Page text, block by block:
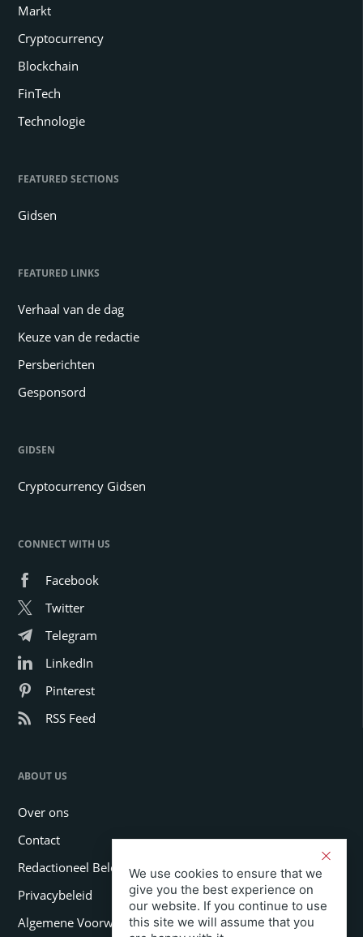
Markt
Cryptocurrency
Blockchain
FinTech
Technologie
FEATURED SECTIONS
Gidsen
FEATURED LINKS
Verhaal van de dag
Keuze van de redactie
Persberichten
Gesponsord
GIDSEN
Cryptocurrency Gidsen
CONNECT WITH US
Facebook
Twitter
Telegram
LinkedIn
Pinterest
RSS Feed
ABOUT US
Over ons
Contact
Redactioneel Beleid
Privacybeleid
Algemene Voorwaarden
We use cookies to ensure that we
give you the best experience on
our website. If you continue to use
this site we will assume that you